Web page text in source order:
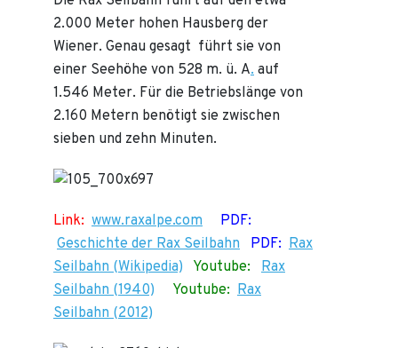
2.000 Meter hohen Hausberg der
Wiener. Genau gesagt führt sie von
einer Seehöhe von 528 m. ü. A. auf
1.546 Meter. Für die Betriebslänge von
2.160 Metern benötigt sie zwischen
sieben und zehn Minuten.
Link: www.raxalpe.com
PDF:
Geschichte der Rax Seilbahn
PDF: Rax
Seilbahn (Wikipedia)
Youtube:
Rax
Seilbahn (1940)
Youtube: Rax
Seilbahn (2012)